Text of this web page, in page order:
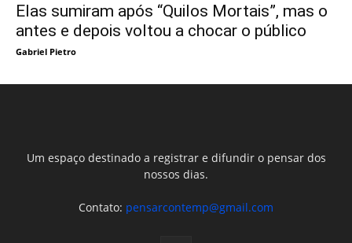
Elas sumiram após “Quilos Mortais”, mas o
antes e depois voltou a chocar o público
Gabriel Pietro
Um espaço destinado a registrar e difundir o pensar dos
nossos dias.
Contato: pensarcontemp@gmail.com